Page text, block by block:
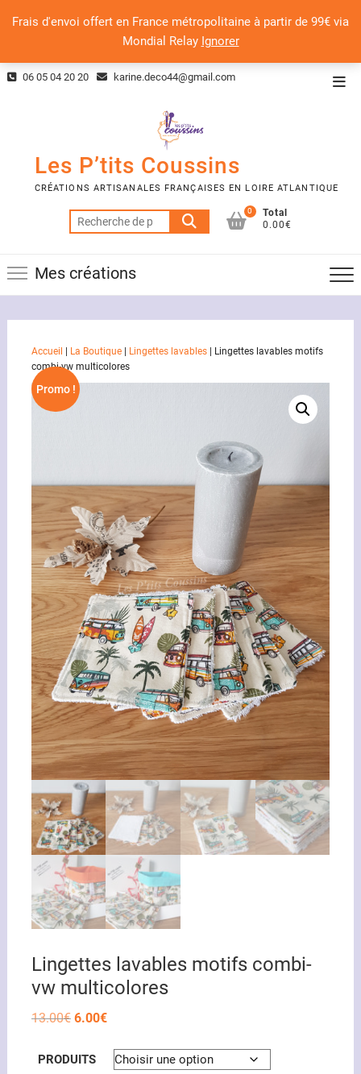
Frais d'envoi offert en France métropolitaine à partir de 99€ via
Mondial Relay Ignorer
Skip 06 05 04 20 20 karine.deco44@gmail.com
Les P’tits Coussins
CRÉATIONS ARTISANALES FRANÇAISES EN LOIRE ATLANTIQUE
Recherche
pour :
0
Total
0.00€
Mes créations
Accueil La Boutique| Lingettes lavables|
Lingettes lavables motifs
combi-vw multicolores
Promo !
Lingettes lavables motifs combi-
vw multicolores
13.00€ Le
était :
13.00€.
6.00€Le
est :
6.00€.
PRODUITS